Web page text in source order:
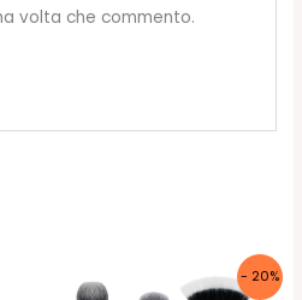
volta che commento.
- 20%